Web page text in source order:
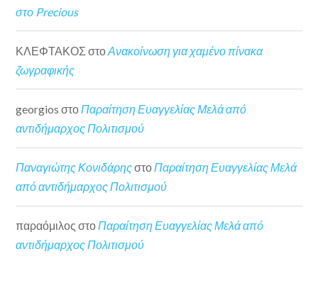
στο Precious
ΚΛΕΦΤΑΚΟΣ στοΑνακοίνωση για χαμένο πίνακα
ζωγραφικής
georgios στοΠαραίτηση Ευαγγελίας Μελά από
αντιδήμαρχος Πολιτισμού
Παναγιώτης ΚονιδάρηςστοΠαραίτηση Ευαγγελίας Μελά
από αντιδήμαρχος Πολιτισμού
παραόμιλος στοΠαραίτηση Ευαγγελίας Μελά από
αντιδήμαρχος Πολιτισμού